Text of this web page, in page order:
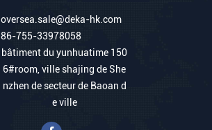
oversea.sale@deka-hk.com
86-755-33978058
bâtiment du yunhuatime 150
6#room, ville shajing de She
nzhen de secteur de Baoan d
e ville